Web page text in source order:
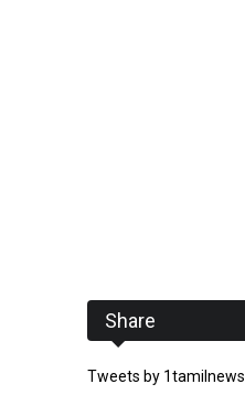
Share
Tweets by 1tamilnews